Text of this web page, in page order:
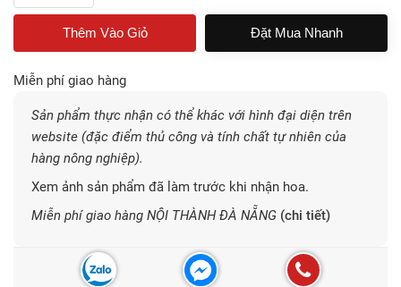
Đặt Mua Nhanh
Miễn phí giao hàng
Sản phẩm thực nhận có thể khác với hình đại diện trên
website (đặc điểm thủ công và tính chất tự nhiên của
hàng nông nghiệp).
Xem ảnh sản phẩm đã làm trước khi nhận hoa.
Miễn phí giao hàng NỘI THÀNH ĐÀ NẴNG (chi tiết)